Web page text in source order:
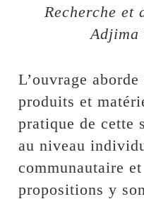
Recherche et
Adjima
L’ouvrage
produits et
pratique de cette
au niveau
communautaire
propositions y